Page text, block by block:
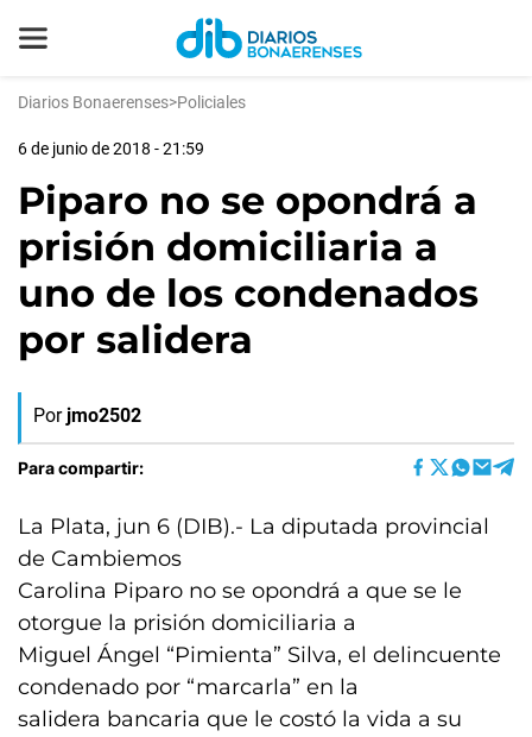
Diarios Bonaerenses>Policiales
6 de junio de 2018 - 21:59
Piparo no se opondrá a
prisión domiciliaria a
uno de los condenados
por salidera
Por jmo2502
Para compartir:
La Plata, jun 6 (DIB).- La diputada provincial
de Cambiemos
Carolina Piparo no se opondrá a que se le
otorgue la prisión domiciliaria a
Miguel Ángel “Pimienta” Silva, el delincuente
condenado por “marcarla” en la
salidera bancaria que le costó la vida a su